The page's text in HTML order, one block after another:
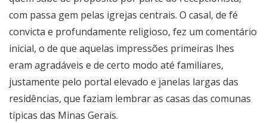
com passa gem pelas igrejas centrais. O casal, de fé
convicta e profundamente religioso, fez um comentário
inicial, o de que aquelas impressões primeiras lhes
eram agradáveis e de certo modo até familiares,
justamente pelo portal elevado e janelas largas das
residências, que faziam lembrar as casas das comunas
típicas das Minas Gerais.